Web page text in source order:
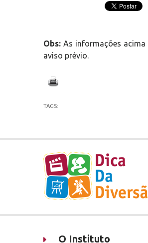
Obs: As informações
aviso prévio.
TAGS:
O Instituto